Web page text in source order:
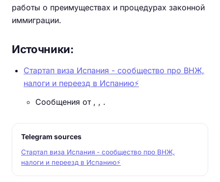
работы о преимуществах и процедурах законной
иммиграции.
Источники:
Стартап виза Испания - сообщество про ВНЖ,
налоги и переезд в Испанию⚡️
Сообщения от , , .
Telegram sources
Стартап виза Испания - сообщество про ВНЖ,
налоги и переезд в Испанию⚡️